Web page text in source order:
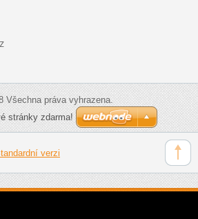
Všechna práva vyhrazena.
stránky zdarma!
verzi